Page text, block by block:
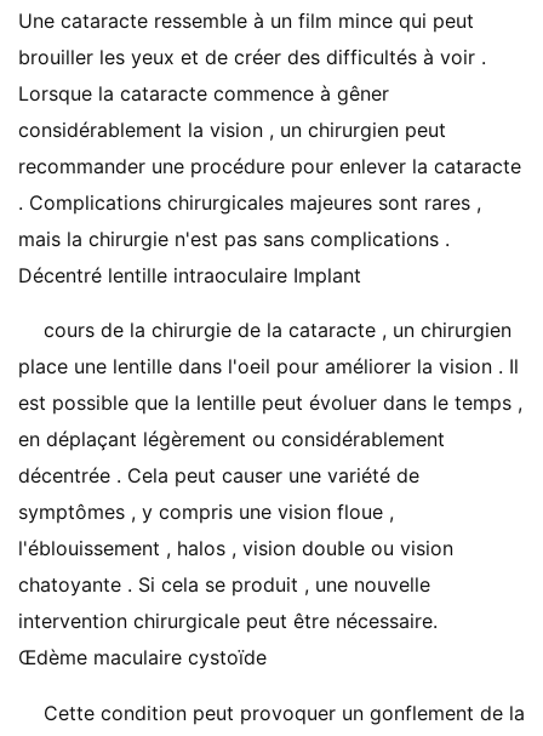
Une cataracte ressemble à un film mince qui peut
brouiller les yeux et de créer des difficultés à voir .
Lorsque la cataracte commence à gêner
considérablement la vision , un chirurgien peut
recommander une procédure pour enlever la cataracte
. Complications chirurgicales majeures sont rares ,
mais la chirurgie n'est pas sans complications .
Décentré lentille intraoculaire Implant
cours de la chirurgie de la cataracte , un chirurgien
place une lentille dans l'oeil pour améliorer la vision . Il
est possible que la lentille peut évoluer dans le temps ,
en déplaçant légèrement ou considérablement
décentrée . Cela peut causer une variété de
symptômes , y compris une vision floue ,
l'éblouissement , halos , vision double ou vision
chatoyante . Si cela se produit , une nouvelle
intervention chirurgicale peut être nécessaire.
Œdème maculaire cystoïde
Cette condition peut provoquer un gonflement de la